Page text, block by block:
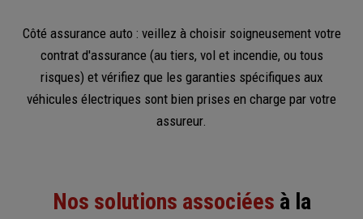
Côté assurance auto : veillez à choisir soigneusement votre
contrat d'assurance (au tiers, vol et incendie, ou tous
risques) et vérifiez que les garanties spécifiques aux
véhicules électriques sont bien prises en charge par votre
assureur.
Nos solutions associées à la